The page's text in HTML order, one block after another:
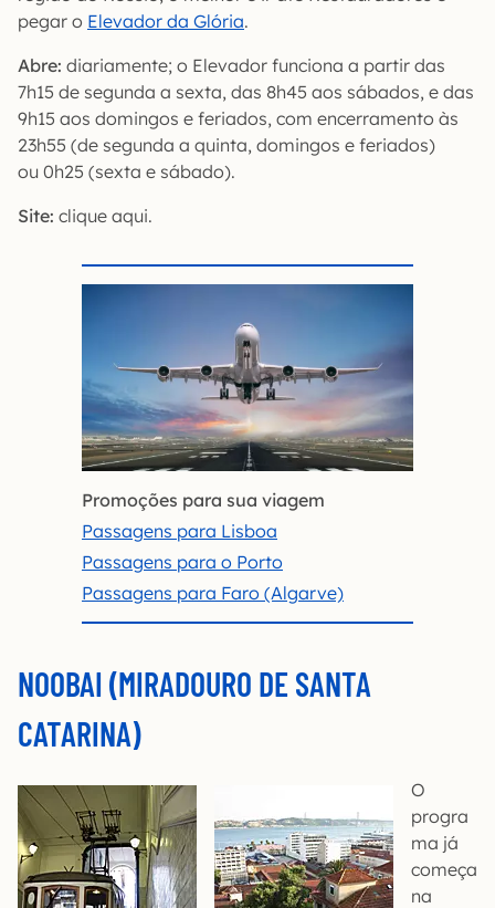
pegar o Elevador da Glória.
Abre: diariamente; o Elevador funciona a partir das
7h15 de segunda a sexta, das 8h45 aos sábados, e das
9h15 aos domingos e feriados, com encerramento às
23h55 (de segunda a quinta, domingos e feriados)
ou 0h25 (sexta e sábado).
Site: clique aqui.
Promoções para sua viagem
Passagens para Lisboa
Passagens para o Porto
Passagens para Faro (Algarve)
NOOBAI (MIRADOURO DE SANTA
CATARINA)
O
progra
ma já
começa
na